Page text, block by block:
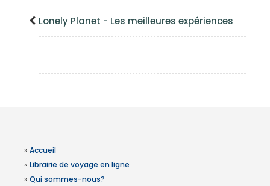
Lonely Planet - Les meilleures expériences
» Accueil
» Librairie de voyage en ligne
» Qui sommes-nous?